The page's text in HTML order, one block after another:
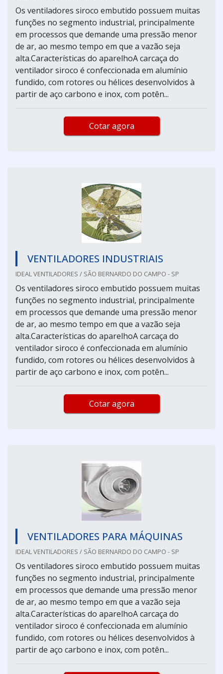
Os ventiladores siroco embutido possuem muitas
funções no segmento industrial, principalmente
em processos que demande uma pressão menor
de ar, ao mesmo tempo em que a vazão seja
alta.Características do aparelhoA carcaça do
ventilador siroco é confeccionada em alumínio
fundido, com rotores ou hélices desenvolvidos à
partir de aço carbono e inox, com potên...
Cotar agora
VENTILADORES INDUSTRIAIS
IDEAL VENTILADORES / SÃO BERNARDO DO CAMPO - SP
Os ventiladores siroco embutido possuem muitas
funções no segmento industrial, principalmente
em processos que demande uma pressão menor
de ar, ao mesmo tempo em que a vazão seja
alta.Características do aparelhoA carcaça do
ventilador siroco é confeccionada em alumínio
fundido, com rotores ou hélices desenvolvidos à
partir de aço carbono e inox, com potên...
Cotar agora
VENTILADORES PARA MÁQUINAS
IDEAL VENTILADORES / SÃO BERNARDO DO CAMPO - SP
Os ventiladores siroco embutido possuem muitas
funções no segmento industrial, principalmente
em processos que demande uma pressão menor
de ar, ao mesmo tempo em que a vazão seja
alta.Características do aparelhoA carcaça do
ventilador siroco é confeccionada em alumínio
fundido, com rotores ou hélices desenvolvidos à
partir de aço carbono e inox, com potên...